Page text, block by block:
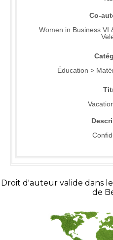
Co-
Women in Business VI
Éducation >
Droit d'auteur valide dans
de